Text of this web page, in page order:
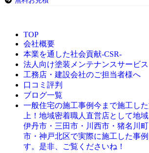
TOP
会社概要
本業を通した社会貢献-CSR-
法人向け塗装メンテナンスサービス
工務店・建設会社のご担当者様へ
口コミ評判
ブログ一覧
一般住宅の施工事例今まで施工し
上！地域密着職人直営店として地
伊丹市・三田市・川西市・猪名川
市・神戸北区で実際に施工した事
す。是非、ご覧くださいね！